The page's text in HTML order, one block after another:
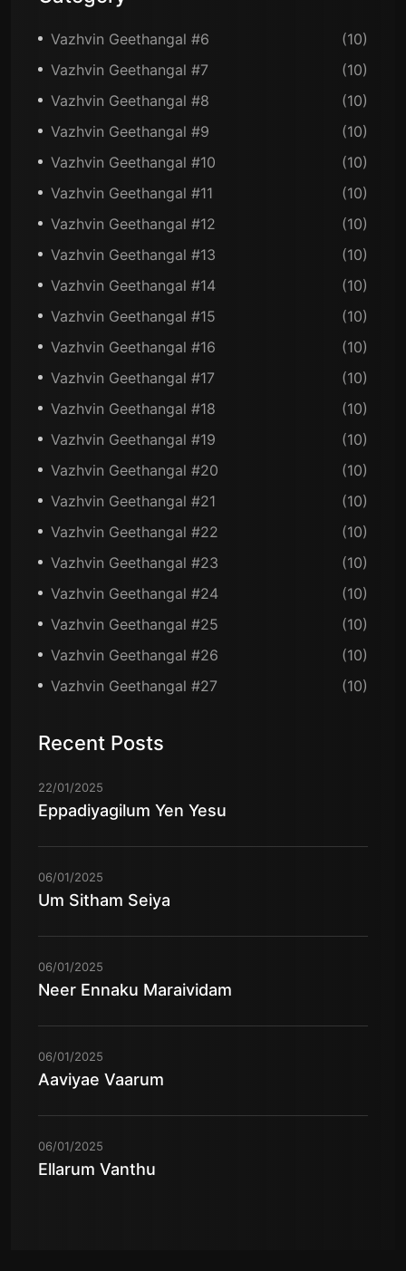
Vazhvin Geethangal #6
(10)
Vazhvin Geethangal #7
(10)
Vazhvin Geethangal #8
(10)
Vazhvin Geethangal #9
(10)
Vazhvin Geethangal #10
(10)
Vazhvin Geethangal #11
(10)
Vazhvin Geethangal #12
(10)
Vazhvin Geethangal #13
(10)
Vazhvin Geethangal #14
(10)
Vazhvin Geethangal #15
(10)
Vazhvin Geethangal #16
(10)
Vazhvin Geethangal #17
(10)
Vazhvin Geethangal #18
(10)
Vazhvin Geethangal #19
(10)
Vazhvin Geethangal #20
(10)
Vazhvin Geethangal #21
(10)
Vazhvin Geethangal #22
(10)
Vazhvin Geethangal #23
(10)
Vazhvin Geethangal #24
(10)
Vazhvin Geethangal #25
(10)
Vazhvin Geethangal #26
(10)
Vazhvin Geethangal #27
(10)
Recent Posts
22/01/2025
Eppadiyagilum Yen Yesu
06/01/2025
Um Sitham Seiya
06/01/2025
Neer Ennaku Maraividam
06/01/2025
Aaviyae Vaarum
06/01/2025
Ellarum Vanthu